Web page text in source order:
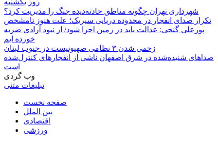
شهرداری تهران چگونه مناطق حادثه‌دیده جنگ را مدیریت کرد؟
تکرار صدای انفجار در محدوده دریایی سیریک؛ علت هنوز نامشخص
پورعلی گنجی: عدالت باید در زمین اجرا شود/ از نبود آزادی ضربه
خورده ایم
زخمی شدن ۳ نظامی صهیونیست در جنوب لبنان
صداهای شنیده‌شده در شرق اصفهان ناشی از انفجارهای کنترل‌شده
است
وب گردی
تبلیغات متنی
صفحه نخست
بین الملل
اقتصادی
ورزشی